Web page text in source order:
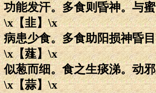
功能发汗。多食则昏神。与
\x【韭】\x
病患少食。多食助阳损神昏
\x【薤】\x
似葱而细。食之生痰涕。动
\x【蒜】\x